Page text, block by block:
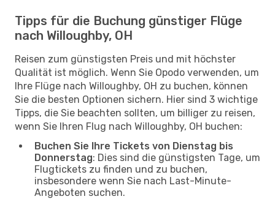
Tipps für die Buchung günstiger Flüge
nach Willoughby, OH
Reisen zum günstigsten Preis und mit höchster
Qualität ist möglich. Wenn Sie Opodo verwenden, um
Ihre Flüge nach Willoughby, OH zu buchen, können
Sie die besten Optionen sichern. Hier sind 3 wichtige
Tipps, die Sie beachten sollten, um billiger zu reisen,
wenn Sie Ihren Flug nach Willoughby, OH buchen:
Buchen Sie Ihre Tickets von Dienstag bis
Donnerstag: Dies sind die günstigsten Tage, um
Flugtickets zu finden und zu buchen,
insbesondere wenn Sie nach Last-Minute-
Angeboten suchen.